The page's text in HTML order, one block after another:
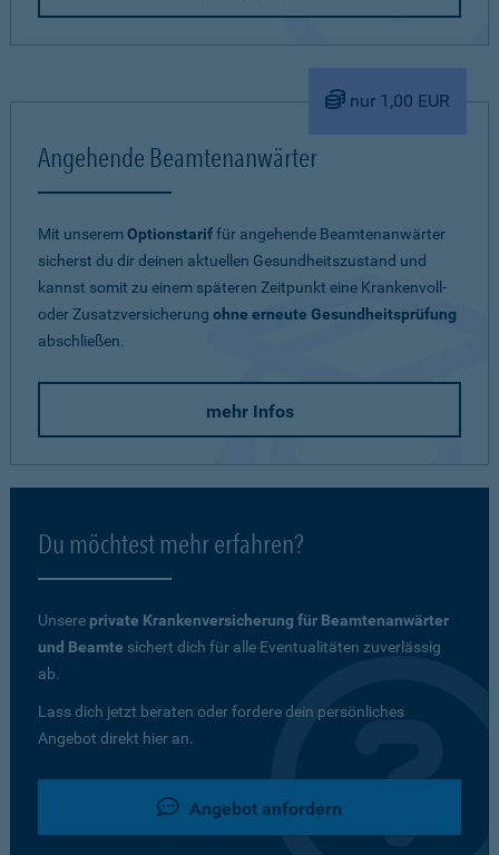
nur 1,00 EUR
Angehende Beamtenanwärter
Mit unseremOptionstariffür angehende Beamtenanwärter
sicherst du dir deinen aktuellen Gesundheitszustand und
kannst somit zu einem späteren Zeitpunkt eine Krankenvoll-
oder Zusatzversicherung ohne erneute Gesundheitsprüfung
abschließen.
mehr Infos
Du möchtest mehr erfahren?
Unsere private Krankenversicherung für Beamtenanwärter
und Beamte sichert dich für alle Eventualitäten zuverlässig
ab.
Lass dich jetzt beraten oder fordere dein persönliches
Angebot direkt hier an.
Angebot anfordern